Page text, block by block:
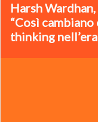
Harsh
“Così
thinking